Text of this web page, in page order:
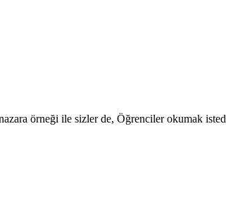
örneği ile sizler de, Öğrenciler okumak